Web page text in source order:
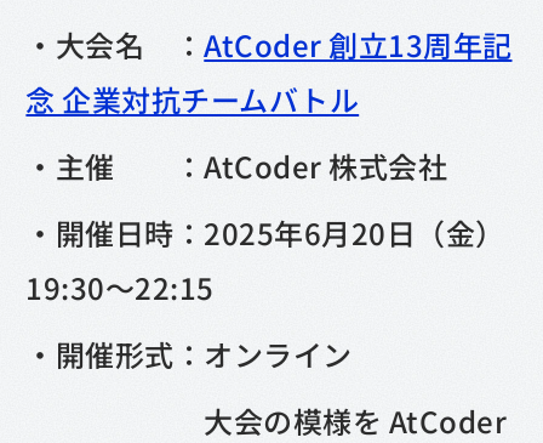
・大会名 ：AtCoder 創立13周年記
念 企業対抗チームバトル
・主催 ：AtCoder 株式会社
・開催日時：2025年6月20日（金）
19:30～22:15
・開催形式：オンライン
大会の模様を AtCoder